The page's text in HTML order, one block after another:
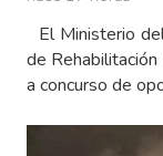
El Ministerio
de
a concurso de